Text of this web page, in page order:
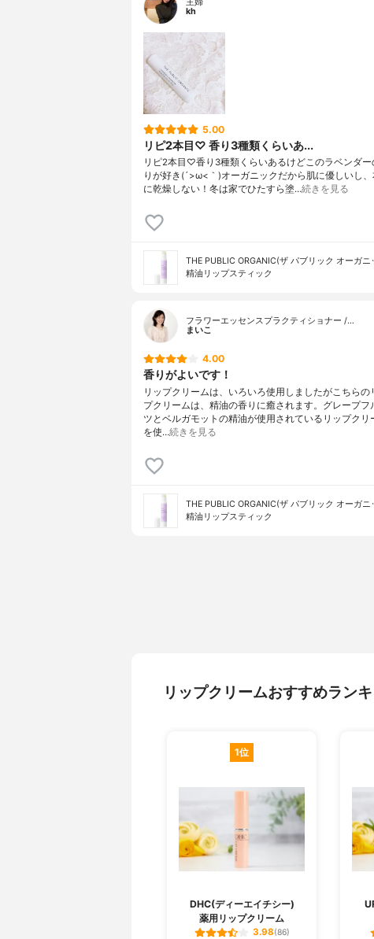
kh
5.00
リピ2本目♡ 香り3種類くらいあ...
リピ2本目♡香り3種類くらいあるけどこのラベンダー
りが好き(´>ω<｀)オーガニックだから肌に優しいし、
に乾燥しない！冬は家でひたすら塗…続きを見る
THE PUBLIC ORGANIC(ザ パブリック オーガニ
精油リップスティック
フラワーエッセンスプラクティショナー /…
まいこ
4.00
香りがよいです！
リップクリームは、いろいろ使用しましたがこちらの
プクリームは、精油の香りに癒されます。グレープフ
ツとベルガモットの精油が使用されているリップクリ
を使…続きを見る
THE PUBLIC ORGANIC(ザ パブリック オーガニ
精油リップスティック
リップクリームおすすめラン
1位
DHC(ディーエイチシー)
薬用リップクリーム
3.98(86)